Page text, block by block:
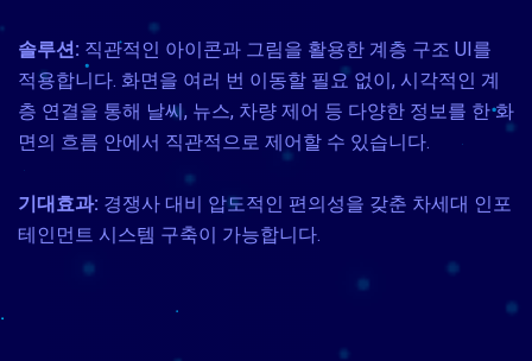
솔루션: 직관적인 아이콘과 그림을 활용한 계층 구조 UI를
적용합니다. 화면을 여러 번 이동할 필요 없이, 시각적인 계
층 연결을 통해 날씨, 뉴스, 차량 제어 등 다양한 정보를 한 화
면의 흐름 안에서 직관적으로 제어할 수 있습니다.
기대효과: 경쟁사 대비 압도적인 편의성을 갖춘 차세대 인포
테인먼트 시스템 구축이 가능합니다.